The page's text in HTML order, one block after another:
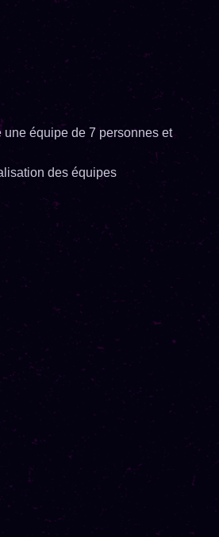
équipe de 7 personnes et
des équipes